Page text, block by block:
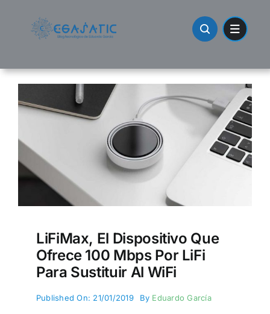
LiFiMax, El Dispositivo Que
Ofrece 100 Mbps Por LiFi
Para Sustituir Al WiFi
Published On: 21/01/2019 By Eduardo García